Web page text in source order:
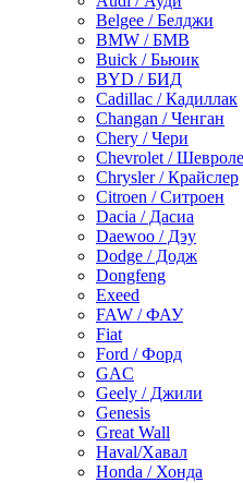
Belgee / Белджи
BMW / БМВ
Buick / Бьюик
BYD / БИД
Cadillac / Кадиллак
Changan / Ченган
Chery / Чери
Chevrolet / Шевроле
Chrysler / Крайслер
Citroen / Ситроен
Dacia / Дасиа
Daewoo / Дэу
Dodge / Додж
Dongfeng
Exeed
FAW / ФАУ
Fiat
Ford / Форд
GAC
Geely / Джили
Genesis
Great Wall
Haval/Хавал
Honda / Хонда